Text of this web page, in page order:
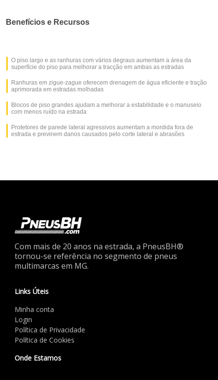
Benefícios e Recursos
O piso largo e as ranhuras com vários degraus aumentam a área da
superfície do piso para melhorar a tracção em ambas as estradas
Ranhuras em zigue-zague oferecem drenagem de água eficiente e tração
aprimorada em estradas molhadas
Blocos de piso grandes ajudam a melhorar a estabilidade e o manuseio
com menos ruído na estrada
Protetores de parede lateral agressivos aumentam a mordida fora de
estrada e previnem danos causados pelo corte lateral e abrasões
Com mais de 20 anos na estrada, a PneusBH®
tornou-se referência no segmento de pneus
multimarcas em MG.
Links Úteis
Minha conta
Login
Política de Privacidade
Política de Cookies
Onde Estamos